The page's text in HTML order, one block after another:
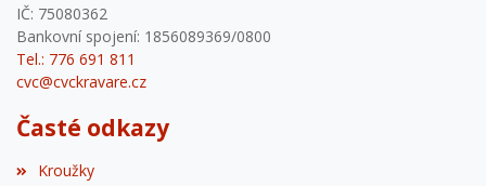
IČ: 75080362
Bankovní spojení: 1856089369/0800
Tel.: 776 691 811
cvc@cvckravare.cz
Časté odkazy
Kroužky